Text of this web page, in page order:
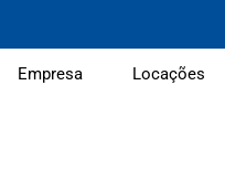
Empresa Locações